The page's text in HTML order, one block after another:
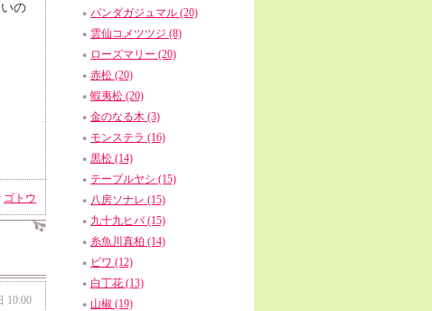
の
ゴトウ
10:00
パンダガジュマル (20)
雲仙コメツツジ (8)
ローズマリー (20)
赤松 (20)
蝦夷松 (20)
金のなる木 (3)
モンステラ (16)
黒松 (14)
テーブルヤシ (15)
八房ソナレ (15)
九十九ヒバ (15)
糸魚川真柏 (14)
ビワ (12)
白丁花 (13)
山椒 (19)